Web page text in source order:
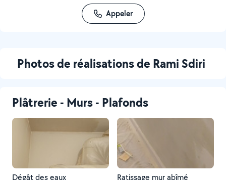
Appeler
Photos de réalisations de Rami Sdiri
Plâtrerie - Murs - Plafonds
Dégât des eaux Ratissage mur abîmé